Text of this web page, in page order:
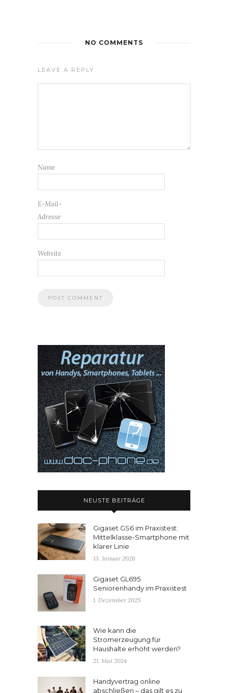
NO COMMENTS
LEAVE A REPLY
Name
E-Mail-
Adresse
Website
NEUSTE BEITRÄGE
Gigaset GS6 im Praxistest:
Mittelklasse-Smartphone mit
klarer Linie
13. Januar 2026
Gigaset GL695
Seniorenhandy im Praxistest
1. Dezember 2025
Wie kann die
Stromerzeugung für
Haushalte erhöht werden?
21. Mai 2024
Handyvertrag online
abschließen – das gilt es zu